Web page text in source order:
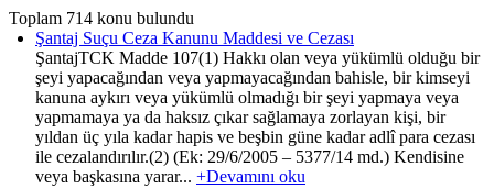
Toplam 714 konu bulundu
Şantaj Suçu Ceza Kanunu Maddesi ve Cezası
ŞantajTCK Madde 107(1) Hakkı olan veya yükümlü olduğu bir
şeyi yapacağından veya yapmayacağından bahisle, bir kimseyi
kanuna aykırı veya yükümlü olmadığı bir şeyi yapmaya veya
yapmamaya ya da haksız çıkar sağlamaya zorlayan kişi, bir
yıldan üç yıla kadar hapis ve beşbin güne kadar adlî para cezası
ile cezalandırılır.(2) (Ek: 29/6/2005 – 5377/14 md.) Kendisine
veya başkasına yarar... +Devamını oku